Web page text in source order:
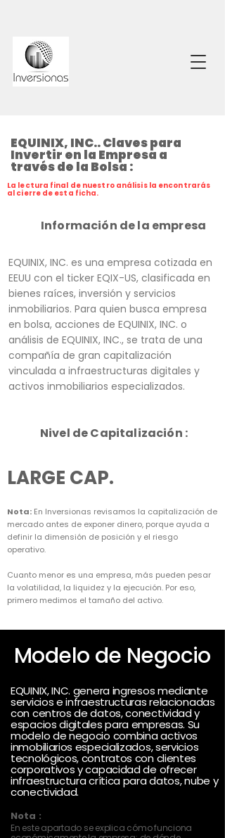
EQUINIX, INC.. Claves para
Invertir en la Empresa a
través de la Bolsa :
La lectura final de nuestro análisis la encontrarás
al cierre de esta ficha.
Información de la empresa
EQUINIX, INC. es una empresa cotizada en
EEUU con el ticker EQIX-US, clasificada en
bienes raíces, inversión y servicios
inmobiliarios. Para quien busca empresa
en bolsa, acciones de EQUINIX, INC. o
análisis de EQUINIX, INC., se trata de una
compañía de gran capitalización
vinculada a infraestructuras digitales y
activos inmobiliarios especializados.
Nivel de Capitalización :
LARGE CAP.
Nota: En Inversionas revisamos la capitalización de
mercado antes de exponer dinero, porque ayuda a
definir la dimensión de posición y el riesgo
operativo.
Cuanto menor es una empresa, más pueden pesar
la volatilidad, la liquidez y la ejecución. Por eso,
primero medimos el tamaño del activo.
Modelo de Negocio
EQUINIX, INC. genera ingresos mediante
servicios e infraestructuras relacionadas
con centros de datos, conectividad y
espacios digitales para empresas. Su
modelo de negocio combina activos
inmobiliarios especializados, servicios
tecnológicos, contratos con clientes
corporativos y capacidad de ofrecer
infraestructura crítica para datos, nube y
conectividad.
Nota :
En este apartado se explica cómo funciona